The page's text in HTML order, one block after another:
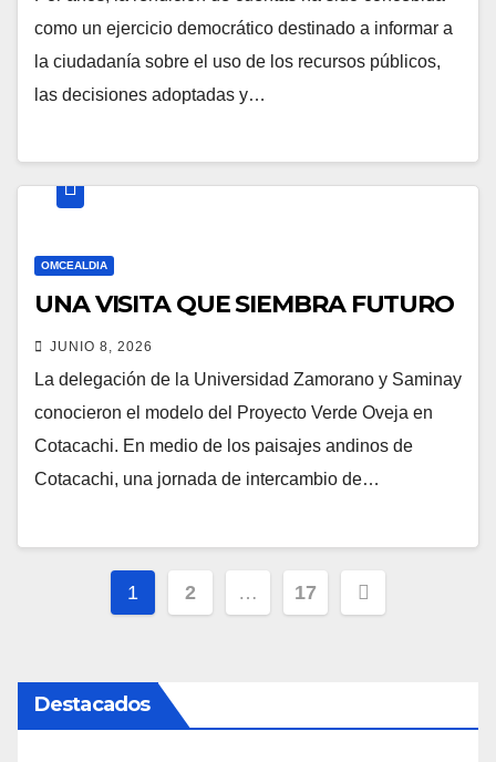
como un ejercicio democrático destinado a informar a
la ciudadanía sobre el uso de los recursos públicos,
las decisiones adoptadas y…
OMCEALDIA
UNA VISITA QUE SIEMBRA FUTURO
JUNIO 8, 2026
La delegación de la Universidad Zamorano y Saminay
conocieron el modelo del Proyecto Verde Oveja en
Cotacachi. En medio de los paisajes andinos de
Cotacachi, una jornada de intercambio de…
Paginación
entradas
1 2 … 17
Destacados